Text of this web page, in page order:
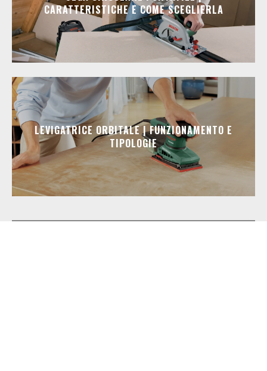
CARATTERISTICHE E COME SCEGLIERLA
LEVIGATRICE ORBITALE | FUNZIONAMENTO E
TIPOLOGIE